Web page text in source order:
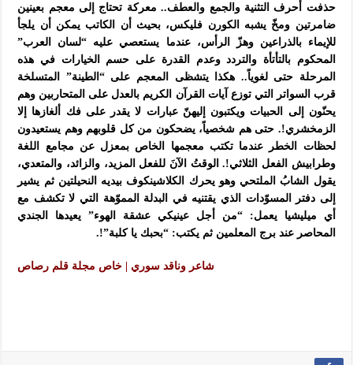
حذفت أحرف التثنية والجمع والعطف.. معركة تحتاج إلى معجم بعينين
ضامرتين ومخّ يشبه الكورن فليكس، بحيث أن الكاتب يمكن أن يلجأ
للإيماء بالذراعين وهزّ الرأس، عندما يستعصي عليه “لسان العرب”
المحكوم بالتأتأة والتردد وعدم القدرة على حسم الخيارات في هذه
المرحلة حتى لغوياً.. هكذا يتشظى المعجم على “الطينة” المتسلخة
قرب السواتر التي توزع آيات القرآن الكريم بالعدل على المتحاربين وهم
يحنّون إلى الحبيات ويكتبون إليهنّ عبارات لا يقدر على فك ألغازها إلا
الزمخشري!. حتى هم شخصياً، يضحكون من كل قلوبهم وهم يستعيدون
لحظات الخطر عندما تكتب معجمها الخاص بمعزل عن مجامع اللغة
وطرابيش الفعل
الثلاثي!. الوقتُ الآنَ للفعل المزيد، والزائد، والمتعدي،
يقول الشابُ الملتحي وهو يحرك الكلاشينكوف بيديه النحيلتين ثم يشير
إلى دفتر المسوّدات الذي يقتنيه في البدلة المموّهة التي لا تكشف مع
أي ميليشيا يعمل: “من أجل عينيكي عشقة الهوء” يعيدها الجندي
المحاصر عند برج المعلمين ثم يكتب: “بحبك يا كلبة”!.
شاعر وناقد سوري | خاص مجلة قلم رصاص